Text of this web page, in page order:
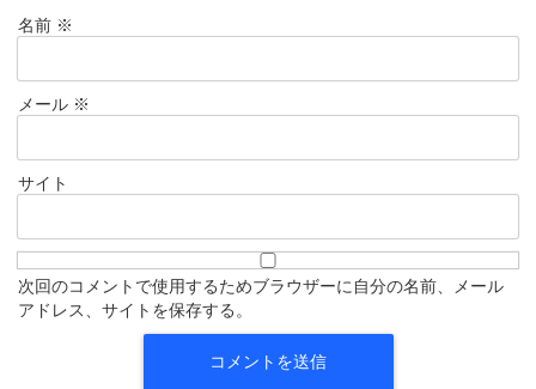
名前 ※
メール ※
サイト
次回のコメントで使用するためブラウザーに自分の名前、メール
アドレス、サイトを保存する。